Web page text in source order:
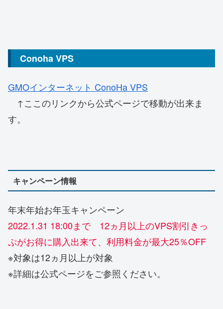
Conoha VPS
GMOインターネット ConoHa VPS
↑ここのリンクから公式ページで移動が出来ま
す。
キャンペーン情報
年末年始お年玉キャンペーン
2022.1.31 18:00まで 12ヵ月以上のVPS割引きっ
ぷがお得に購入出来て、利用料金が最大25％OFF
※対象は12ヵ月以上が対象
※詳細は公式ページをご参照ください。